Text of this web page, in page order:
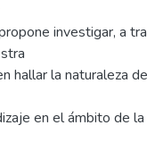
investigar, a
hallar la naturaleza
en el ámbito de la